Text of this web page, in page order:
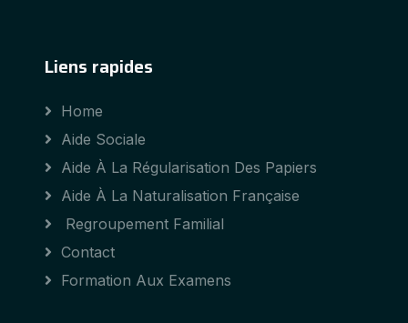
Liens rapides
Home
Aide Sociale
Aide À La Régularisation Des Papiers
Aide À La Naturalisation Française
Regroupement Familial
Contact
Formation Aux Examens